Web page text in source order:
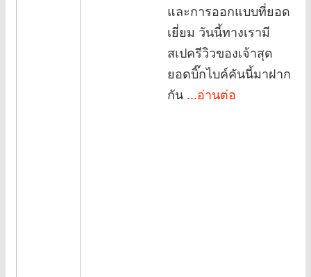
และการออกแบบที่ยอด
เยี่ยม วันนี้ทางเรามี
สเปครีวิวของเจ้าสุด
ยอดบิ๊กไบค์คันนี้มาฝาก
กัน ...อ่านต่อ